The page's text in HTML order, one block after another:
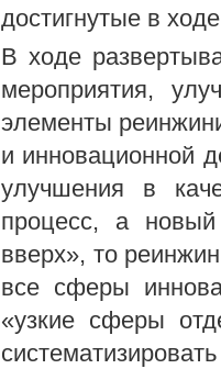
достигнутые в
В ходе
мероприятия,
элементы
и инновационной
улучшения в
процесс, а
вверх», то
все сферы
«узкие сферы